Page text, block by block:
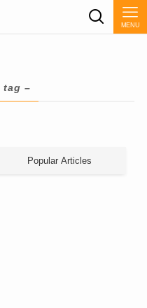
MENU
tag –
Popular Articles